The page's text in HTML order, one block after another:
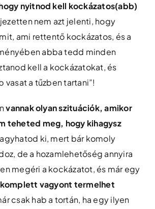
nyitnod kell kockázatos(abb)
nem azt jelenti, hogy
ami rettentő kockázatos, és a
abba tedd minden
kell a kockázatokat, és
vasat a tűzben tartani”!
vannak olyan szituációk, amikor
teheted meg, hogy kihagysz
ki, mert bár komoly
de a hozamlehetőség annyira
megéri a kockázatot, és már egy
komplett vagyont termelhet
csak hab a tortán, ha egy ilyen